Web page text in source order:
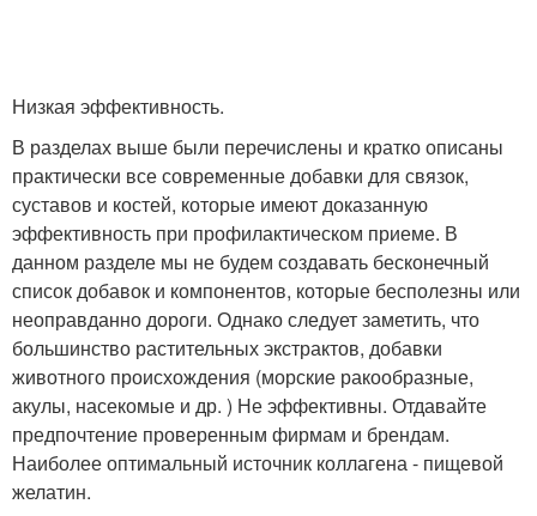
Низкая эффективность.
В разделах выше были перечислены и кратко описаны
практически все современные добавки для связок,
суставов и костей, которые имеют доказанную
эффективность при профилактическом приеме. В
данном разделе мы не будем создавать бесконечный
список добавок и компонентов, которые бесполезны или
неоправданно дороги. Однако следует заметить, что
большинство растительных экстрактов, добавки
животного происхождения (морские ракообразные,
акулы, насекомые и др. ) Не эффективны. Отдавайте
предпочтение проверенным фирмам и брендам.
Наиболее оптимальный источник коллагена - пищевой
желатин.